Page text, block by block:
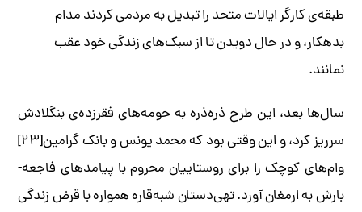
طبقه­‌ی کارگر ایالات متحد را تبدیل به­ مردمی کردند مدام
بدهکار، و در حال دویدن تا از سبک­‌های زندگی خود عقب
نمانند.
سال­‌ها بعد، این طرح ذره‌‌ذره به ­حومه‌­های فقرزده­‌ی بنگلادش
سرریز کرد، و این وقتی بود که محمد یونس و بانک گرامین[۲۳]
وام‌‌های کوچک را برای روستاییان محروم با پیامدهای فاجعه‌­
بارش به­ ارمغان آورد. تهی‌‌دستان شبه‌‌قاره همواره با قرض زندگی